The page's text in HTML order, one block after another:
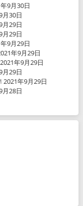
9月30日
30日
29日
29日
9月29日
年9月29日
2021年9月29日
29日
2021年9月29日
28日